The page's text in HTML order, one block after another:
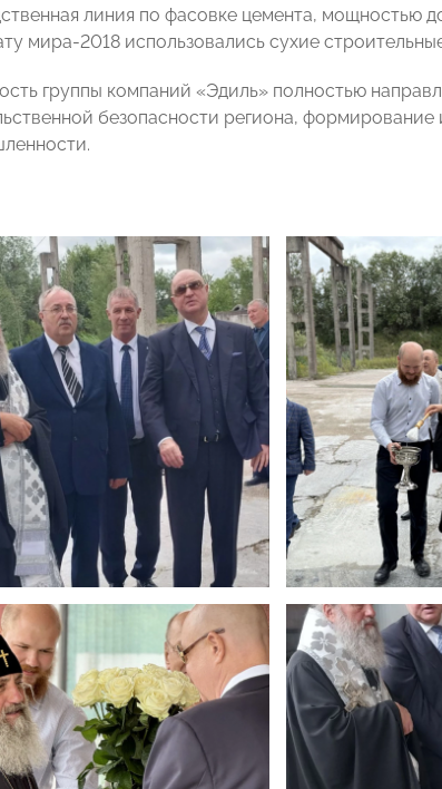
линия по фасовке цемента, мощностью
мира-2018 использовались сухие
группы компаний «Эдиль» полностью
безопасности региона, формирование